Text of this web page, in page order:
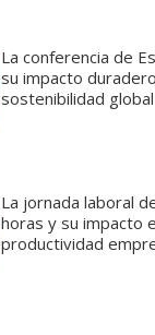
La conferencia de
su impacto
sostenibilidad global
La jornada laboral
horas y su impacto
productividad